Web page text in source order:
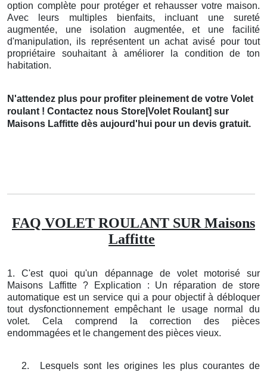
option complète pour protéger et rehausser votre maison.
Avec leurs multiples bienfaits, incluant une sureté
augmentée, une isolation augmentée, et une facilité
d'manipulation, ils représentent un achat avisé pour tout
propriétaire souhaitant à améliorer la condition de ton
habitation.
N'attendez plus pour profiter pleinement de votre Volet
roulant ! Contactez nous Store|Volet Roulant] sur
Maisons Laffitte dès aujourd'hui pour un devis gratuit.
FAQ VOLET ROULANT SUR Maisons
Laffitte
1. C'est quoi qu'un dépannage de volet motorisé sur
Maisons Laffitte ? Explication : Un réparation de store
automatique est un service qui a pour objectif à débloquer
tout dysfonctionnement empêchant le usage normal du
volet. Cela comprend la correction des pièces
endommagées et le changement des pièces vieux.
2.
Lesquels sont les origines les plus courantes de